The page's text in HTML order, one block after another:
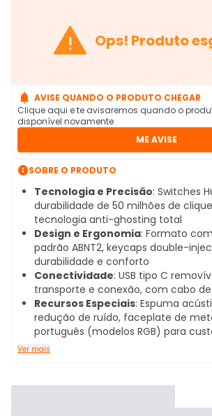
 Ops! Produto
 AVISE QUANDO O PRODUTO CHEGAR
Clique aqui e te avisaremos quando o
disponível novamente
ME AVISE
SOBRE O PRODUTO
Tecnologia e Precisão: Switches
durabilidade de 50 milhões de
tecnologia anti-ghosting total
Design e Ergonomia: Formato
padrão ABNT2, keycaps double-
durabilidade e conforto
Conectividade: USB tipo C
transporte e conexão, com cabo de
Recursos Especiais: Espuma
redução de ruído, faceplate de
português (modelos RGB) para
Ver mais